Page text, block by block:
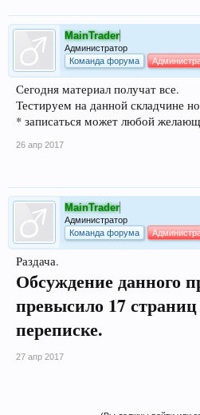
MainTrader
Администратор
Команда форума
Сегодня материал получат все.
Тестируем на данной складчине
* записаться может любой
26 апр 2017
MainTrader
Администратор
Команда форума
Раздача.
Обсуждение данного
превысило 17
переписке.
27 апр 2017